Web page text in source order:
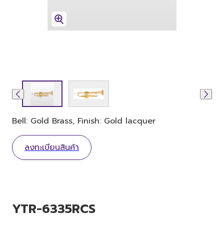
Bell: Gold Brass, Finish: Gold lacquer
ลงทะเบียนสินค้า
YTR-6335RCS